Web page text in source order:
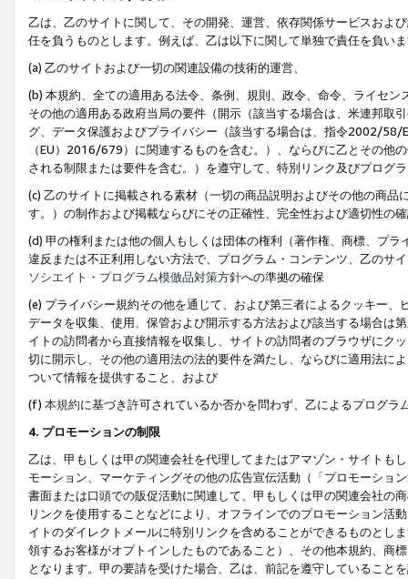
乙は、乙のサイトに関して、その開発、運営、依存関係サービスおよ
任を負うものとします。例えば、乙は以下に関して単独で責任を負い
(a) 乙のサイトおよび一切の関連設備の技術的運営、
(b) 本規約、全ての適用ある法令、条例、規則、政令、命令、ライセ
その他の適用ある政府当局の要件（開示（該当する場合は、米連邦取
グ、データ保護およびプライバシー（該当する場合は、指令2002/58/
（EU）2016/679）に関連するものを含む。）、ならびに乙とその他
される制限または要件を含む。）を遵守して、特別リンク及びプログ
(c) 乙のサイトに掲載される素材（一切の商品説明およびその他の商
す。）の制作および掲載ならびにその正確性、完全性および適切性の
(d) 甲の権利または他の個人もしくは団体の権利（著作権、商標、プ
違反または不正利用しない方法で、プログラム・コンテンツ、乙のサ
ソシエイト・プログラム模倣品対策方針への準拠の確保
(e) プライバシー規約その他を通じて、および第三者によるクッキー
データを収集、使用、保管および開示する方法および該当する場合は
イトの訪問者から直接情報を収集し、サイトの訪問者のブラウザにク
切に開示し、その他の適用法の法的要件を満たし、ならびに適用法に
ついて情報を提供すること、および
(f) 本規約に基づき許可されているか否かを問わず、乙によるプログ
4. プロモーションの制限
乙は、甲もしくは甲の関連会社を代理してまたはアマゾン・サイトも
モーション、マーケティングその他の広告宣伝活動（「プロモーショ
書面または口頭での販促活動に関連して、甲もしくは甲の関連会社の
リンクを使用することなどにより、オフラインでのプロモーション活
イトのダイレクトメールに特別リンクを含めることができるものとし
領するお客様がオプトインしたものであること）、その他本規約、商
となります。甲の要請を受けた場合、乙は、前記を遵守していること